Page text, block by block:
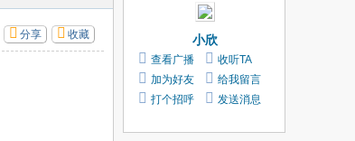
收藏
分享 小欣
查看广播
收听TA
加为好友
给我留言
打个招呼
发送消息